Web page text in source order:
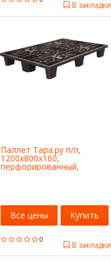
В закладки
Паллет Тара.ру п/п,
1200x800х160,
перфорированный,
вкладываемый, на 9-х
0
В закладки
Все цены Купить